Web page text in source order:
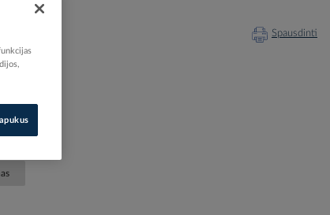
Spausdinti